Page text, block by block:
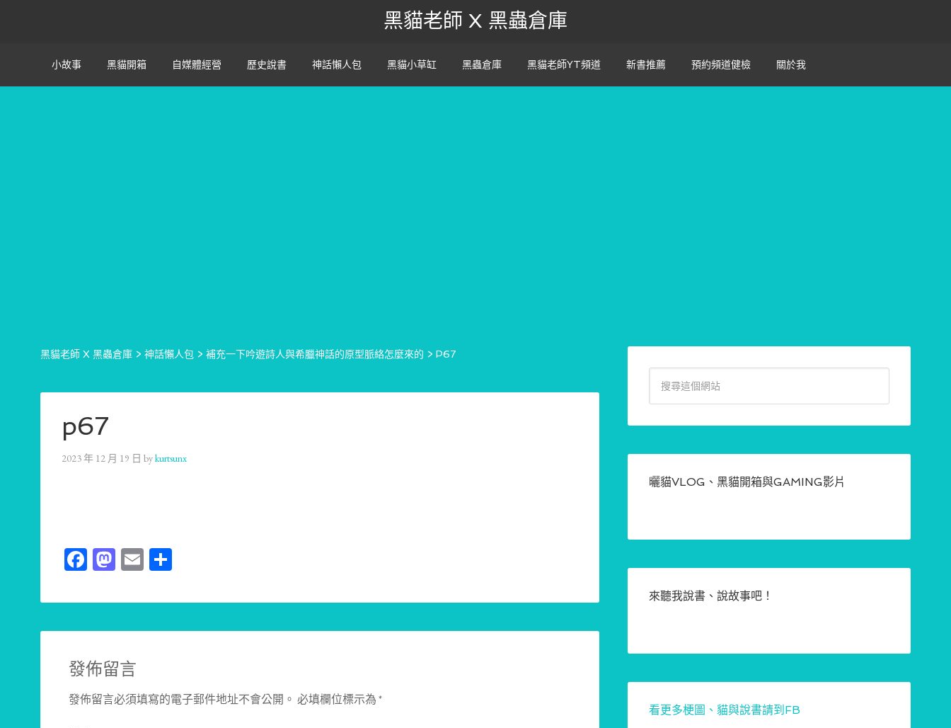
黑貓老師 X 黑蟲倉庫
小故事 黑貓開箱 自媒體經營 歷史說書 神話懶人包 黑貓小草缸 黑蟲倉庫 黑貓老師YT頻道 新書推薦 預約頻道健檢 關於我
黑貓老師 X 黑蟲倉庫 > 神話懶人包 > 補充一下吟遊詩人與希臘神話的原型脈絡怎麼來的 > P67
p67
2023 年 12 月 19 日 bykurtsunx
Facebook
Mastodon
Email
發佈留言
發佈留言必須填寫的電子郵件地址不會公開。 必填欄位標示為*
曬貓VLOG、黑貓開箱與GAMING影片
來聽我說書、說故事吧！
看更多梗圖、貓與說書請到FB